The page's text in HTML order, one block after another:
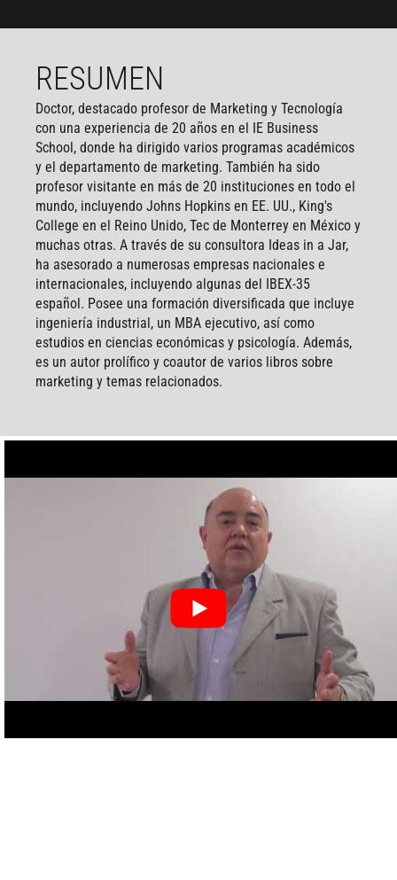
RESUMEN
Doctor, destacado profesor de Marketing y Tecnología
con una experiencia de 20 años en el IE Business
School, donde ha dirigido varios programas académicos
y el departamento de marketing. También ha sido
profesor visitante en más de 20 instituciones en todo el
mundo, incluyendo Johns Hopkins en EE. UU., King's
College en el Reino Unido, Tec de Monterrey en México y
muchas otras. A través de su consultora Ideas in a Jar,
ha asesorado a numerosas empresas nacionales e
internacionales, incluyendo algunas del IBEX-35
español. Posee una formación diversificada que incluye
ingeniería industrial, un MBA ejecutivo, así como
estudios en ciencias económicas y psicología. Además,
es un autor prolífico y coautor de varios libros sobre
marketing y temas relacionados.